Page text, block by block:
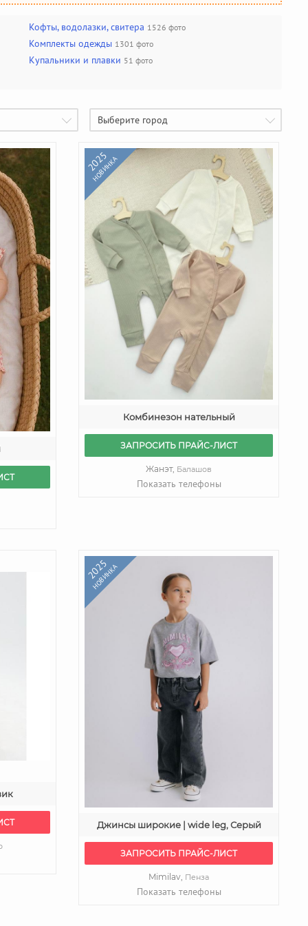
Кофты, водолазки, свитера 1526 фото
Комплекты одежды 1301 фото
Купальники и плавки 51 фото
Выберите город
2025
НОВИНКА
Комбинезон нательный
ЗАПРОСИТЬ ПРАЙС-ЛИСТ
Жанэт, Балашов
Показать телефоны
2025
НОВИНКА
Джинсы широкие | wide leg, Серый
ЗАПРОСИТЬ ПРАЙС-ЛИСТ
Mimilav, Пенза
Показать телефоны